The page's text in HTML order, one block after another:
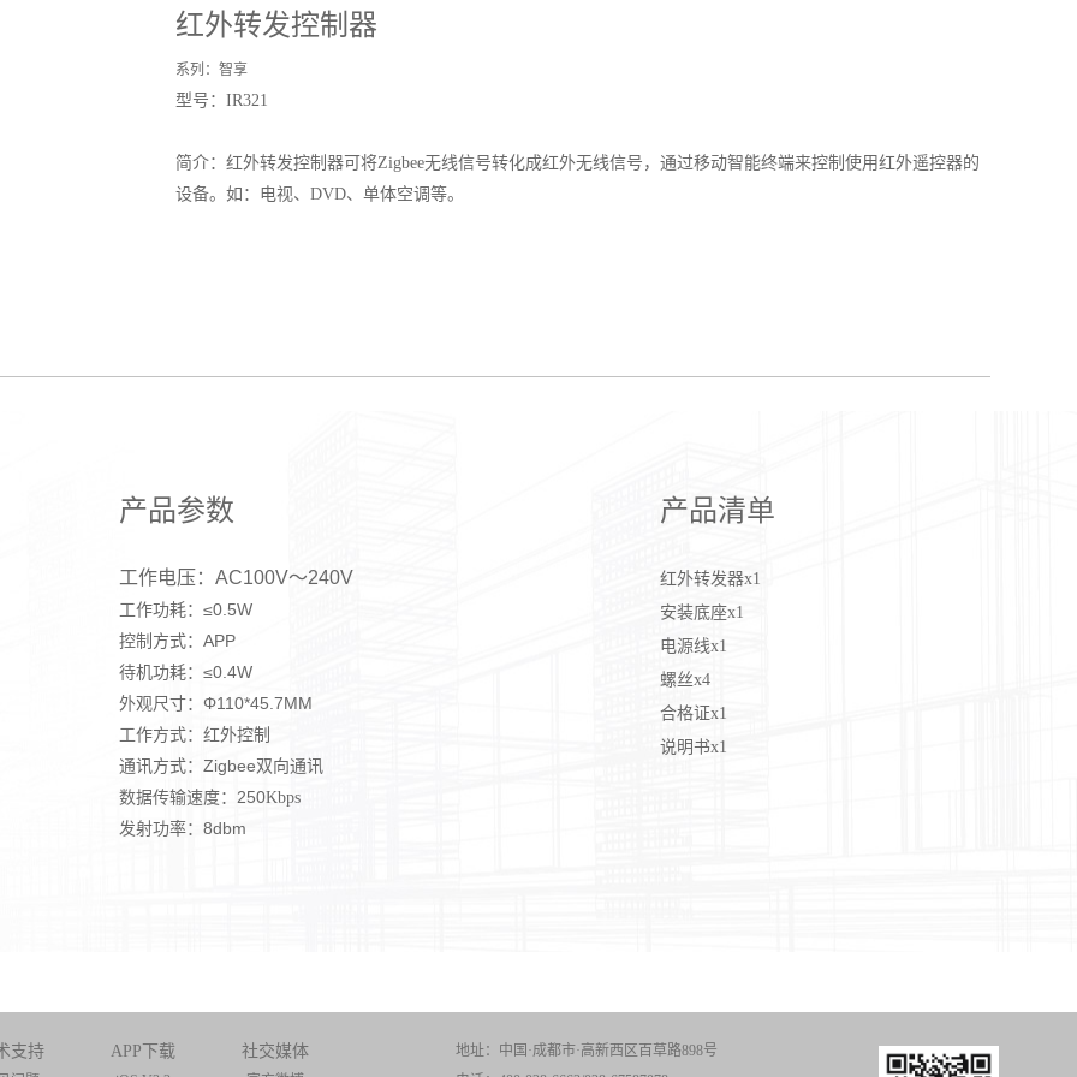
红外转发控制器
系列：智享
型号：IR321
简介：红外转发控制器可将Zigbee无线信号转化成红外无线信号，通过移动智能终端来控制使用红外遥控器的
设备。如：电视、DVD、单体空调等。
产品参数
工作电压：AC100V～240V
工作功耗：≤0.5W
控制方式：APP
待机功耗：≤0.4W
外观尺寸：Φ110*45.7MM
工作方式：红外控制
通讯方式：Zigbee双向通讯
数据传输速度：250Kbps
发射功率：8dbm
产品清单
红外转发器x1
安装底座x1
电源线x1
螺丝x4
合格证x1
说明书x1
支持 APP下载 社交媒体
地址：中国·成都市·高新西区百草路898号